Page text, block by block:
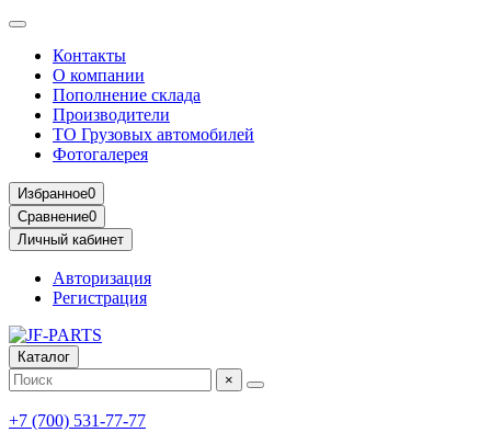
Контакты
О компании
Пополнение склада
Производители
ТО Грузовых автомобилей
Фотогалерея
Избранное0
Сравнение0
Личный кабинет
Авторизация
Регистрация
Каталог
×
+7 (700) 531-77-77